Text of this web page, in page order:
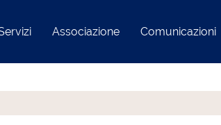
Associazione Comunicazioni